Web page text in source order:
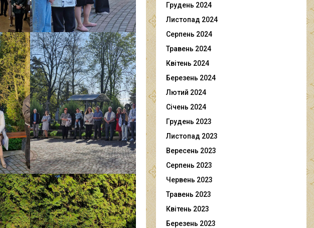
Грудень 2024
Листопад 2024
Серпень 2024
Травень 2024
Квітень 2024
Березень 2024
Лютий 2024
Січень 2024
Грудень 2023
Листопад 2023
Вересень 2023
Серпень 2023
Червень 2023
Травень 2023
Квітень 2023
Березень 2023